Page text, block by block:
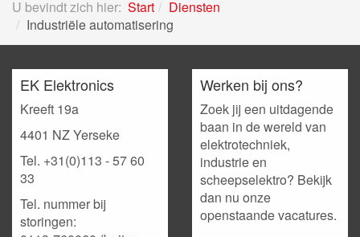
U bevindt zich hier: Start
Diensten
Industriële automatisering
EK Elektronics
Kreeft 19a
4401 NZ Yerseke
Tel. +31(0)113 - 57 60
33
Tel. nummer bij
storingen:
Werken bij ons?
Zoek jij een uitdagende
baan in de wereld van
elektrotechniek,
industrie en
scheepselektro? Bekijk
dan nu onze
openstaande vacatures.